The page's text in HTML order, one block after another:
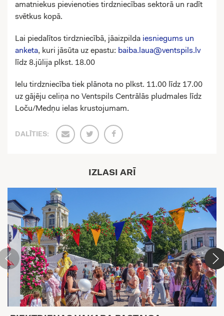
amatniekus pievienoties tirdzniecības sektorā un radīt
svētkus kopā.
Lai piedalītos tirdzniecībā, jāaizpilda iesniegums un
anketa, kuri jāsūta uz epastu: baiba.laua@ventspils.lv
līdz 8.jūlija plkst. 18.00
Ielu tirdzniecība tiek plānota no plkst. 11.00 līdz 17.00
uz gājēju celiņa no Ventspils Centrālās pludmales līdz
Loču/Medņu ielas krustojumam.
DALĪTIES:
IZLASI ARĪ